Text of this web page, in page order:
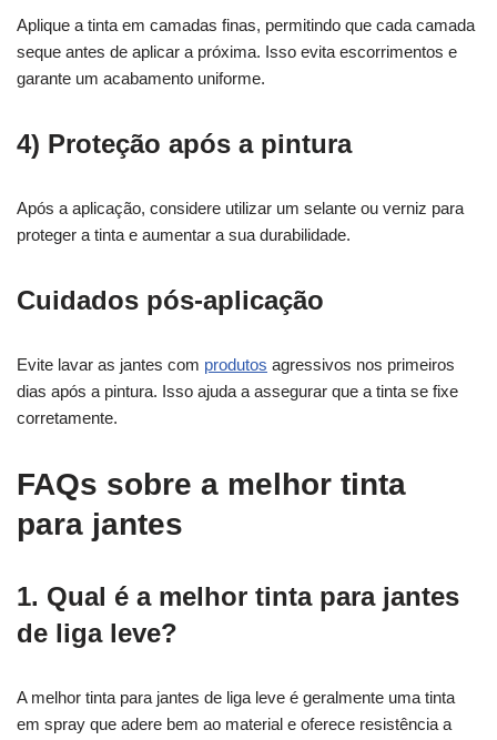
Aplique a tinta em camadas finas, permitindo que cada camada
seque antes de aplicar a próxima. Isso evita escorrimentos e
garante um acabamento uniforme.
4) Proteção após a pintura
Após a aplicação, considere utilizar um selante ou verniz para
proteger a tinta e aumentar a sua durabilidade.
Cuidados pós-aplicação
Evite lavar as jantes com produtos agressivos nos primeiros
dias após a pintura. Isso ajuda a assegurar que a tinta se fixe
corretamente.
FAQs sobre a melhor tinta
para jantes
1. Qual é a melhor tinta para jantes
de liga leve?
A melhor tinta para jantes de liga leve é geralmente uma tinta
em spray que adere bem ao material e oferece resistência a